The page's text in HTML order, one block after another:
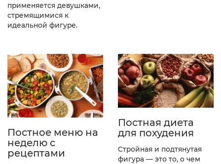
применяется девушками,
стремящимися к
идеальной фигуре.
Постное меню на
неделю с
рецептами
Постная диета
для похудения
Стройная и подтянутая
фигура — это то, о чем